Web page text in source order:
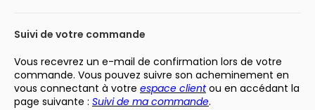
Suivi de votre commande
Vous recevrez un e-mail de confirmation lors de votre
commande. Vous pouvez suivre son acheminement en
vous connectant à votre espace clientou en accédant la
page suivante : Suivi de ma commande.